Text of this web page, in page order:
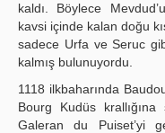
kaldı. Böylece
kavsi içinde kalan doğu
sadece Urfa ve Seruc
kalmış bulunuyordu.
1118 ilkbaharında
Bourg Kudüs
Galeran du Puiset’yi